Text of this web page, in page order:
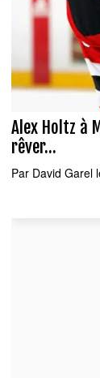
Alex Holtz à
rêver...
Par David Garel